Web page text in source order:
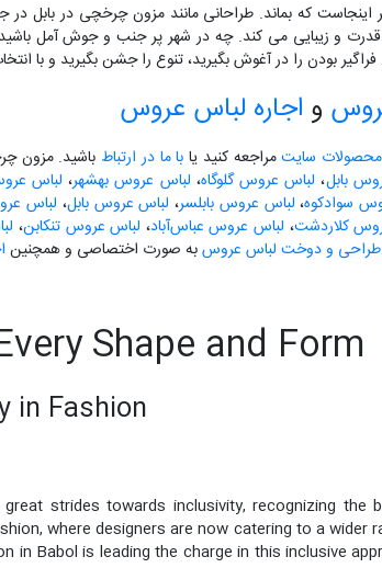
اینجاست که بماند. طراحانی مانند مزون چرخچی در
و زیبایی می کند. چه در شهر پر جنب و جوش آمل باشید و
بودن را در آغوش بگیرید، تنوع را جشن بگیرید و با
و اجاره لباس عروس
سایتمراجعه کنید یا با ما در ارتباط باشید. مزون
بابل، لباس عروس گلوگاه، لباس عروس بهشهر، لباس
سوادکوه، لباس عروس بابلسر، لباس عروس بابل، لباس
کلاردشت، لباس عروس عباس‌آباد، لباس عروس تنکابن،
و دوخت لباس عروسبه صورت اختصاصی و همچنین
Shape and Form
in Fashion
strides towards inclusivity, recognizing
where designers are now catering to a
in Babol is leading the charge in this inclusive